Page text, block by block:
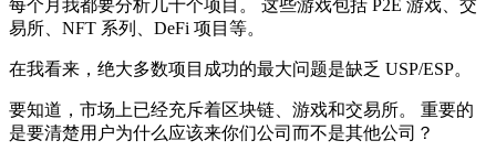
每个月我都要分析几十个项目。 这些游戏包括 P2E 游戏、交
易所、NFT 系列、DeFi 项目等。
在我看来，绝大多数项目成功的最大问题是缺乏 USP/ESP。
要知道，市场上已经充斥着区块链、游戏和交易所。 重要的
是要清楚用户为什么应该来你们公司而不是其他公司？